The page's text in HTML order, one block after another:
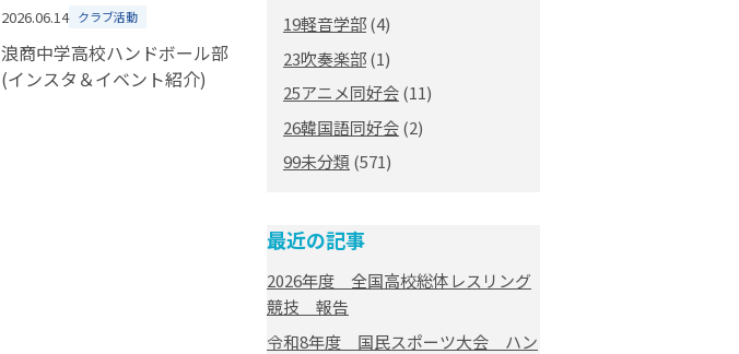
2026.06.14 クラブ活動
浪商中学高校ハンドボール部
(インスタ＆イベント紹介)
19軽音学部(4)
23吹奏楽部(1)
25アニメ同好会(11)
26韓国語同好会(2)
99未分類 (571)
最近の記事
2026年度 全国高校総体レスリング
競技 報告
令和8年度 国民スポーツ大会 ハン